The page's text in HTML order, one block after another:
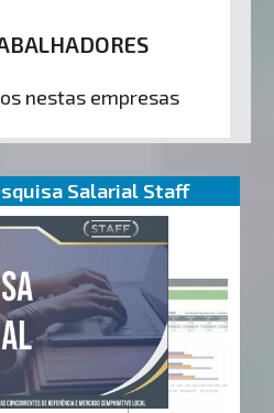
nestas empresas
Salarial Staff